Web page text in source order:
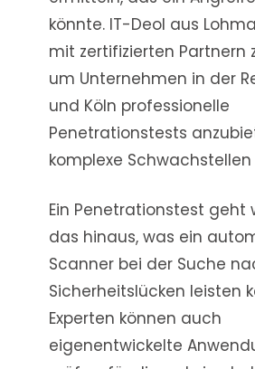
könnte. IT-Deol aus
mit zertifizierten Partnern
um Unternehmen in der
und Köln professionelle
Penetrationstests
komplexe
Ein Penetrationstest geht
das hinaus, was ein
Scanner bei der Suche
Sicherheitslücken leisten
Experten können auch
eigenentwickelte